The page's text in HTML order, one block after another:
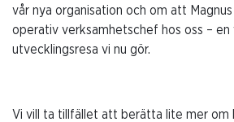
vår nya organisation och om att
operativ verksamhetschef hos oss –
utvecklingsresa vi nu gör.
Vi vill ta tillfället att berätta lite mer om